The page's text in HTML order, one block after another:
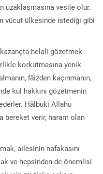
uzaklaşmasına vesile olur.
vücut ülkesinde istediği gibi
helali gözetmek
korkutmasına yenik
fâizden kaçınmanın,
kul hakkını gözetmenin
Hâlbuki Allahu
bereket verir, haram olan
ailesinin nafakasını
ve hepsinden de önemlisi